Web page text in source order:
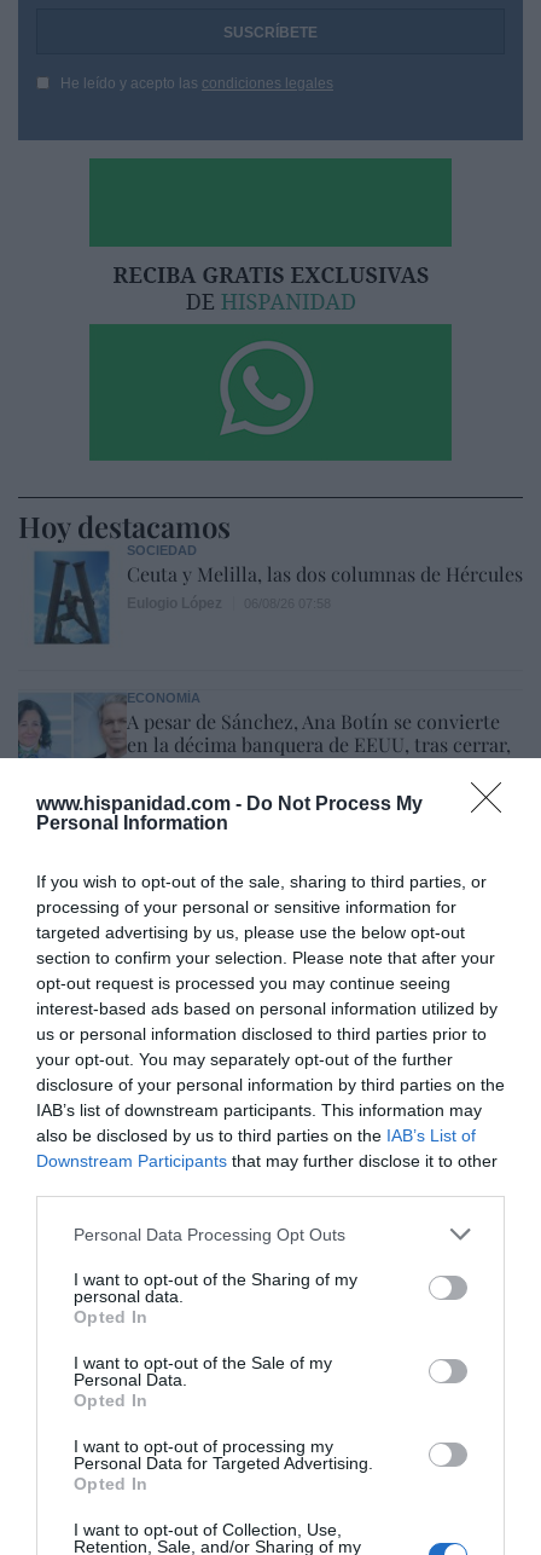
www.hispanidad.com - Do Not Process My
Personal Information
If you wish to opt-out of the sale, sharing to third parties, or
processing of your personal or sensitive information for
targeted advertising by us, please use the below opt-out
section to confirm your selection. Please note that after your
opt-out request is processed you may continue seeing
interest-based ads based on personal information utilized by
us or personal information disclosed to third parties prior to
your opt-out. You may separately opt-out of the further
disclosure of your personal information by third parties on the
IAB’s list of downstream participants. This information may
also be disclosed by us to third parties on the IAB’s List of
Downstream Participants that may further disclose it to other
Personal Data Processing Opt Outs
I want to opt-out of the Sharing of my
personal data.
Opted In
I want to opt-out of the Sale of my
Personal Data.
Opted In
I want to opt-out of processing my
Personal Data for Targeted Advertising.
Opted In
I want to opt-out of Collection, Use,
Retention, Sale, and/or Sharing of my
He leído y acepto las condiciones legales
Hoy destacamos
SOCIEDAD
Ceuta y Melilla, las dos columnas de Hércules
ECONOMÍA
A pesar de Sánchez, Ana Botín se convierte
en la décima banquera de EEUU, tras cerrar,
por fin, la compra de Webster Bank
Eulogio López 05/08/26 15:58
ECONOMÍA
pero constata que fue sobreponderada
cuando salió a bolsa: cae un 29% desde el
debut
Cristina Martín 05/08/26 17:27
ECONOMÍA
El renting crece a mayor ritmo que las
matriculaciones en España y ya representa el
23% del total de automóviles
Cristina Martín 05/08/26 17:31
ECONOMÍA
Los precios de la vivienda suben un 15,5% en
Rocío Orizaola 05/08/26 12:30
SOCIEDAD
Invasión de Ceuta. Vecinos denuncian la
irregular menor de edad: “Hay testigos”
Redacción
Vuelta a la cordura. Reino Unido obligará a
que los aseos o vestuarios sean utilizados en
Rocío Orizaola 05/08/26 13:32